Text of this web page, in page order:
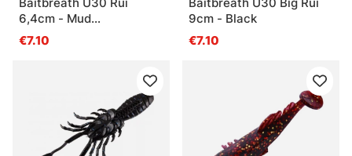
6,4cm - Mud
Greenpumpkin/Seed
€7.10
9cm - Black
€7.10